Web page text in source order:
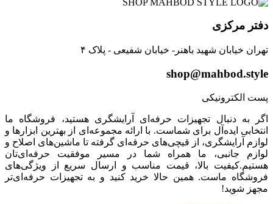
دفتر مرکزی
تهران خیابان شهید باهنر- خیابان شفیعی - پلاک ۴
shop@mahbod.style
پست الکترونیکی
اگر به دنبال تجهیزات حرفه‌ای آرایشگری هستید، فروشگاه ما
انتخابی ایده‌آل برای شماست. با ارائه مجموعه‌ای از بهترین ابزارها و
لوازم آرایشگری، از قیچی‌های حرفه‌ای گرفته تا ماشین‌های اصلاح و
لوازم جانبی، ما همراه شما در مسیر موفقیت حرفه‌ای‌تان
هستیم.کیفیت بالا، قیمت مناسب و ارسال سریع از ویژگی‌های
فروشگاه ماست. همین حالا خرید کنید و به تجهیزات حرفه‌ای‌تر
مجهز شوید!